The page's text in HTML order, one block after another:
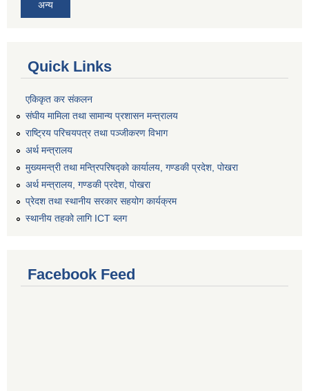
अन्य
Quick Links
एकिकृत कर संकलन
संघीय मामिला तथा सामान्य प्रशासन मन्त्रालय
राष्ट्रिय परिचयपत्र तथा पञ्जीकरण विभाग
अर्थ मन्त्रालय
मुख्यमन्त्री तथा मन्त्रिपरिषद्को कार्यालय, गण्डकी प्रदेश, पोखरा
अर्थ मन्त्रालय, गण्डकी प्रदेश, पोखरा
प्रेदश तथा स्थानीय सरकार सहयोग कार्यक्रम
स्थानीय तहको लागि ICT ब्लग
Facebook Feed